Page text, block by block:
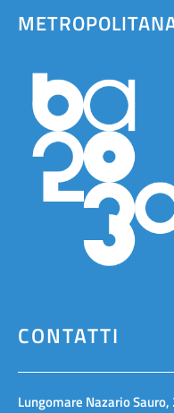
CONTATTI
Lungomare Nazario